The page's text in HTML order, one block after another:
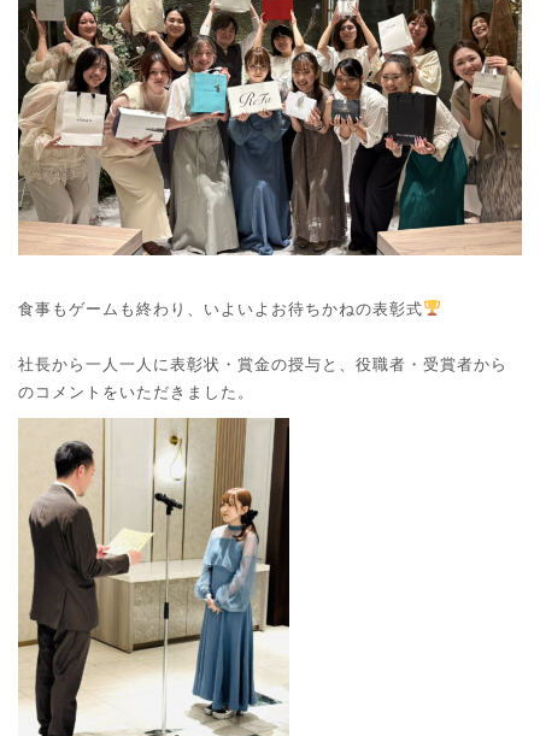
食事もゲームも終わり、いよいよお待ちかねの表彰式
社長から一人一人に表彰状・賞金の授与と、役職者・受賞者から
のコメントをいただきました。